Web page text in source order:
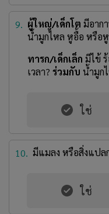
9. ผู้ใหญ่/เด็กโต มีอาก
น้ำมูกไหล หูอื้อ หรือ
ทารก/เด็กเล็ก มีไข้
เวลา? ร่วมกับ น้ำมูก
10. มีแมลง หรือสิ่งแปล